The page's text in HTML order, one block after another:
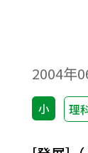
2004年
小 理